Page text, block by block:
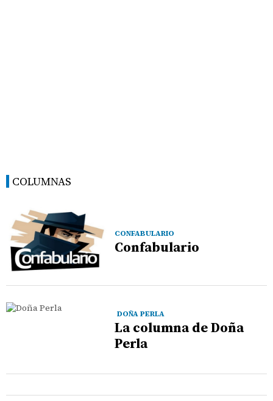
COLUMNAS
CONFABULARIO
Confabulario
DOÑA PERLA
La columna de Doña
Perla